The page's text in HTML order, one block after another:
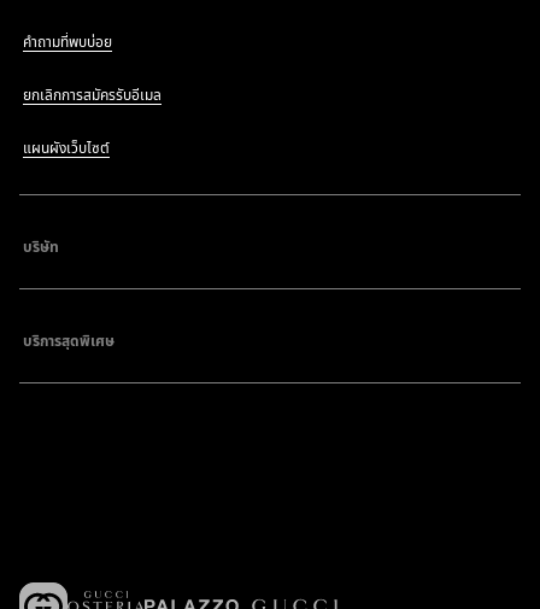
คำถามที่พบบ่อย
ยกเลิกการสมัครรับอีเมล
แผนผังเว็บไซต์
บริษัท
บริการสุดพิเศษ